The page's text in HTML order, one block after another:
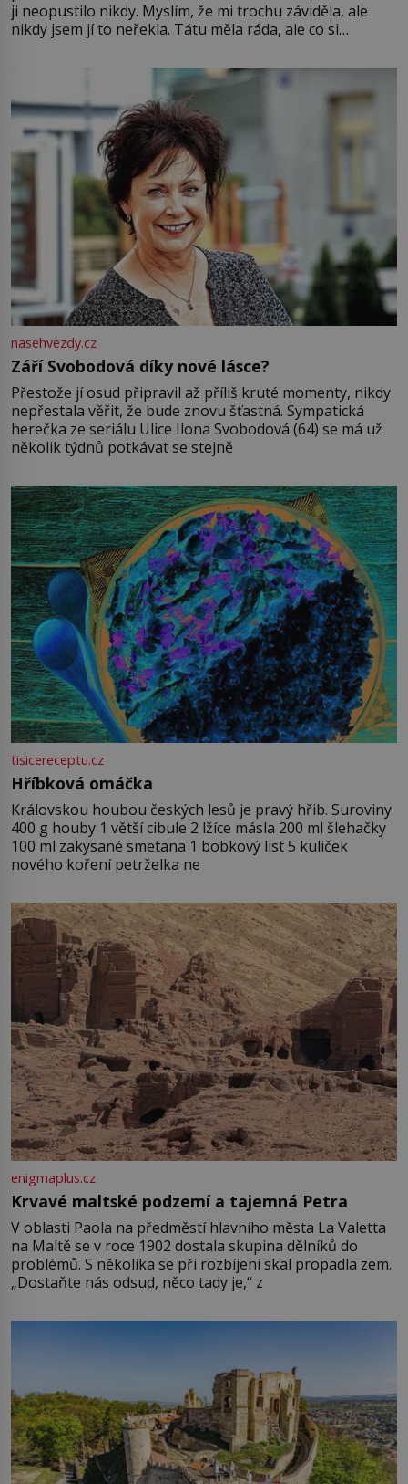
ji neopustilo nikdy. Myslím, že mi trochu záviděla, ale
nikdy jsem jí to neřekla. Tátu měla ráda, ale co si
Jsme spolu moc rádi Tehdy byla jiná doba, když
nasehvezdy.cz
Září Svobodová díky nové lásce?
Přestože jí osud připravil až příliš kruté momenty, nikdy
nepřestala věřit, že bude znovu šťastná. Sympatická
herečka ze seriálu Ulice Ilona Svobodová (64) se má už
několik týdnů potkávat se stejně
tisicereceptu.cz
Hříbková omáčka
Královskou houbou českých lesů je pravý hřib. Suroviny
400 g houby 1 větší cibule 2 lžíce másla 200 ml šlehačky
100 ml zakysané smetana 1 bobkový list 5 kuliček
nového koření petrželka ne
enigmaplus.cz
Krvavé maltské podzemí a tajemná Petra
V oblasti Paola na předměstí hlavního města La Valetta
na Maltě se v roce 1902 dostala skupina dělníků do
problémů. S několika se při rozbíjení skal propadla zem.
„Dostaňte nás odsud, něco tady je,“ z